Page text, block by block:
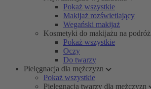
Pokaż wszystkie
Makijaż rozświetlający
Wegański makijaż
Kosmetyki do makijażu na podróż
Pokaż wszystkie
Oczy
Do twarzy
Pielęgnacja dla mężczyzn
Pokaż wszystkie
Pielęgnacja twarzy dla mężczyzn